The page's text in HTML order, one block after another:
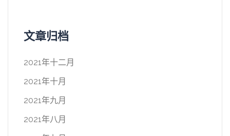
文章归档
2021年十二月
2021年十月
2021年九月
2021年八月